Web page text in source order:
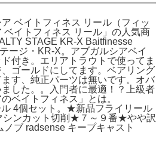
ベイトフィネス リール（フィッ
ベイトフィネス リール」の人気商
STAGE KR-X Baitfinesse
ージ・KR-X。アブガルシアベイ
付き。エリアトラウトで使ってま
ゴールドにしてます。ベアリング
す、純正パーツは無いです。オバ
した。。入門者に最適！？上級者
ベイトフィネス」とは。
4個セット。★新品フライリール
ンカット切削★７～９番★やや訳
ノブ radsense キープキャスト